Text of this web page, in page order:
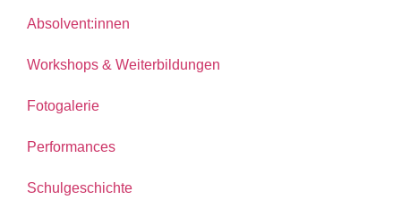
Absolvent:innen
Workshops & Weiterbildungen
Fotogalerie
Performances
Schulgeschichte